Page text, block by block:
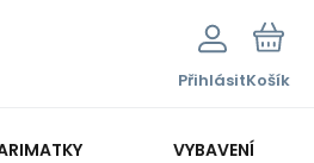
PřihlásitKošík
VYBAVENÍ